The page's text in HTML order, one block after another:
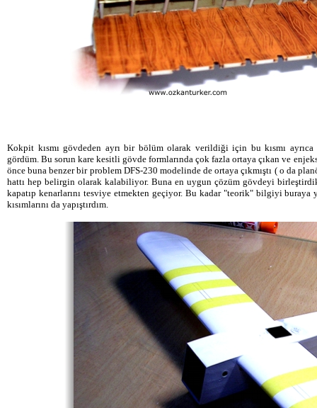
Kokpit kısmı gövdeden ayrı bir bölüm olarak verildiği için bu kısmı ayrıca
gördüm. Bu sorun kare kesitli gövde formlarında çok fazla ortaya çıkan ve
önce buna benzer bir problem DFS-230 modelinde de ortaya çıkmıştı ( o da
hattı hep belirgin olarak kalabiliyor. Buna en uygun çözüm gövdeyi
kapatıp kenarlarını tesviye etmekten geçiyor. Bu kadar "teorik" bilgiyi
kısımlarını da yapıştırdım.